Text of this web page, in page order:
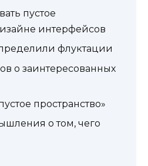
пустое
интерфейсов
флуктации
о заинтересованных
пространство»
о том, чего